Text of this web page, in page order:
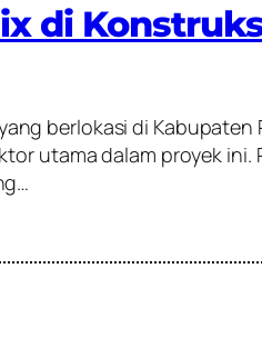
di
berlokasi di Kabupaten
utama dalam proyek ini.